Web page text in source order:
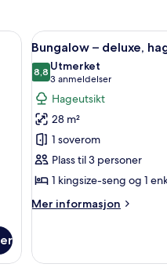
og individuelt dekorert
Åpne
alle
bildene
av
Bungalow
–
deluxe,
hageutsikt
9
Bungalow – deluxe,
8,88,8 av 10
Utmerket
3 anmeldelser
(3
anmeldelser)
Hageutsikt
28 m²
1 soverom
Plass til 3 personer
1 kingsize-seng og 1
Mer informasjon
Mer
–